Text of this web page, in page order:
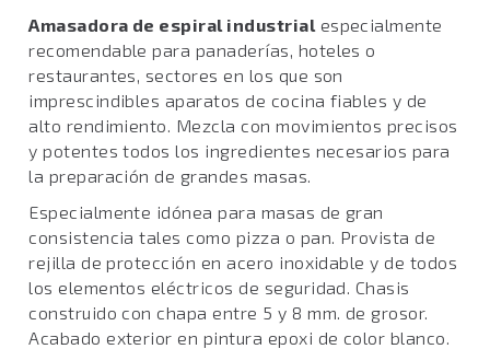
Amasadora de espiral industrial especialmente
recomendable para panaderías, hoteles o
restaurantes, sectores en los que son
imprescindibles aparatos de cocina fiables y de
alto rendimiento. Mezcla con movimientos precisos
y potentes todos los ingredientes necesarios para
la preparación de grandes masas.
Especialmente idónea para masas de gran
consistencia tales como pizza o pan. Provista de
rejilla de protección en acero inoxidable y de todos
los elementos eléctricos de seguridad. Chasis
construido con chapa entre 5 y 8 mm. de grosor.
Acabado exterior en pintura epoxi de color blanco.